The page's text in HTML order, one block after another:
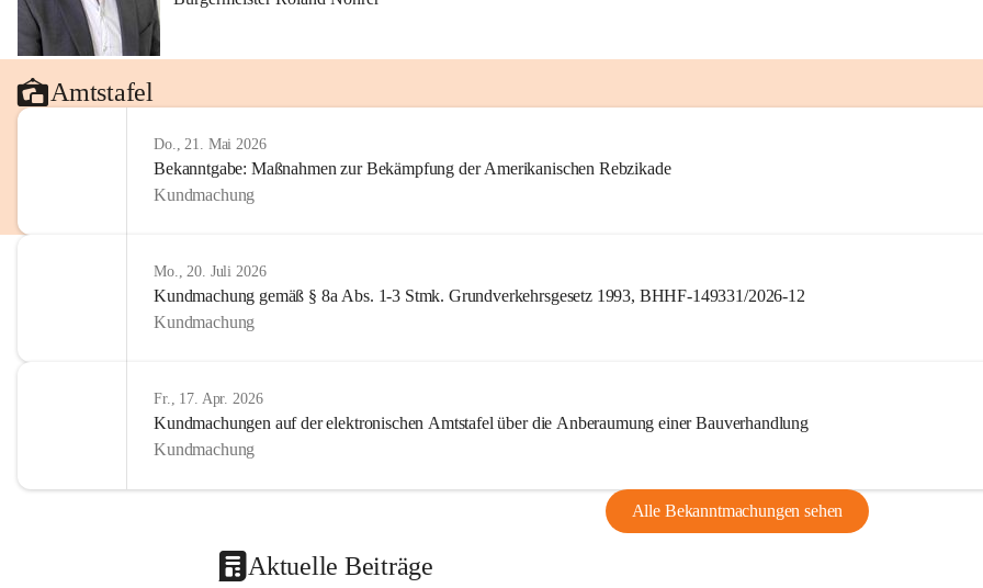
Amtstafel
Do., 21. Mai 2026
Bekanntgabe: Maßnahmen zur Bekämpfung der Amerikanischen Rebzikade
Kundmachung
Mo., 20. Juli 2026
Kundmachung gemäß § 8a Abs. 1-3 Stmk. Grundverkehrsgesetz 1993, BHHF-149331/2026-12
Kundmachung
Fr., 17. Apr. 2026
Kundmachungen auf der elektronischen Amtstafel über die Anberaumung einer Bauverhandlung
Kundmachung
Alle Bekanntmachungen sehen
Aktuelle Beiträge